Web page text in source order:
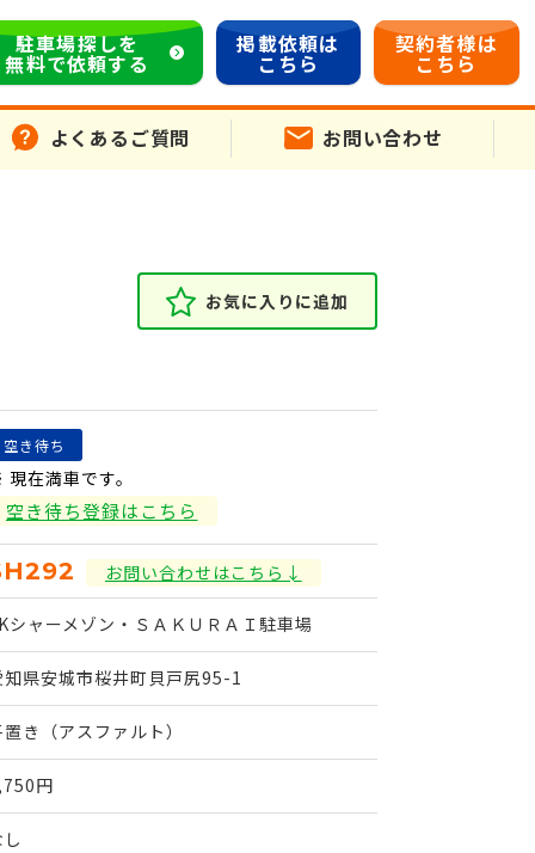
駐車場探しを
無料で依頼する
掲載依頼は
こちら
契約者様は
こちら
よくあるご質問 お問い合わせ
お気に入りに追加
空き待ち
在満車です。
空き待ち登録はこちら
お問い合わせはこちら↓
シャーメゾン・ＳＡＫＵＲＡＩ駐車場
知県安城市桜井町貝戸尻95-1
き（アスファルト）
円